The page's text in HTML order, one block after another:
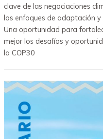
clave de las negociaciones
los enfoques de adaptación y
Una oportunidad para
mejor los desafíos y
la COP30